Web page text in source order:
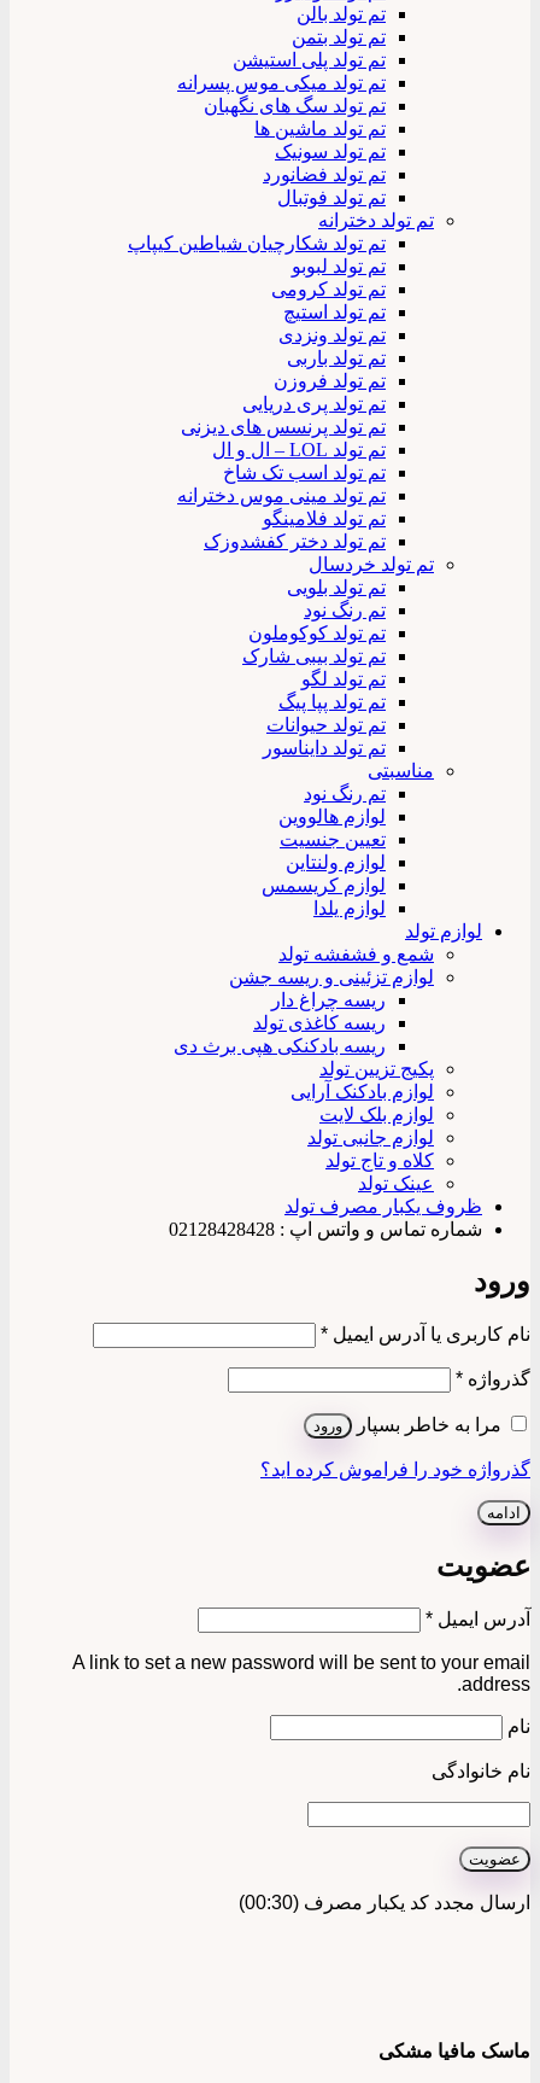
تم تولد بالن
تم تولد بتمن
تم تولد پلی استیشن
تم تولد میکی موس پسرانه
تم تولد سگ های نگهبان
تم تولد ماشین ها
تم تولد سونیک
تم تولد فضانورد
تم تولد فوتبال
تم تولد دخترانه
تم تولد شکارچیان شیاطین کیپاپ
تم تولد لبوبو
تم تولد کرومی
تم تولد استیچ
تم تولد ونزدی
تم تولد باربی
تم تولد فروزن
تم تولد پری دریایی
تم تولد پرنسس های دیزنی
تم تولد LOL – ال و ال
تم تولد اسب تک شاخ
تم تولد مینی موس دخترانه
تم تولد فلامینگو
تم تولد دختر کفشدوزک
تم تولد خردسال
تم تولد بلویی
تم رنگ نود
تم تولد کوکوملون
تم تولد بیبی شارک
تم تولد لگو
تم تولد پپا پیگ
تم تولد حیوانات
تم تولد دایناسور
مناسبتی
تم رنگ نود
لوازم هالووین
تعیین جنسیت
لوازم ولنتاین
لوازم کریسمس
لوازم یلدا
لوازم تولد
شمع و فشفشه تولد
لوازم تزئینی و ریسه جشن
ریسه چراغ دار
ریسه کاغذی تولد
ریسه بادکنکی هپی برث دی
پکیج تزیین تولد
لوازم بادکنک آرایی
لوازم بلک لایت
لوازم جانبی تولد
کلاه و تاج تولد
عینک تولد
ظروف یکبار مصرف تولد
شماره تماس و واتس اپ : 02128428428
ورود
نام کاربری یا آدرس ایمیل *الزامی
گذرواژه *الزامی
مرا به خاطر بسپار ورود
گذرواژه خود را فراموش کرده اید؟
ادامه
عضویت
آدرس ایمیل *الزامی
A link to set a new password will be sent to your email
address.
نام
نام خانوادگی
عضویت
ارسال مجدد کد یکبار مصرف (00:
30
)
ماسک مافیا مشکی